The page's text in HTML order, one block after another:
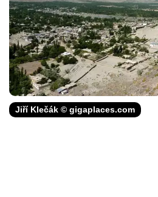
Jiří Klečák © gigaplaces.com